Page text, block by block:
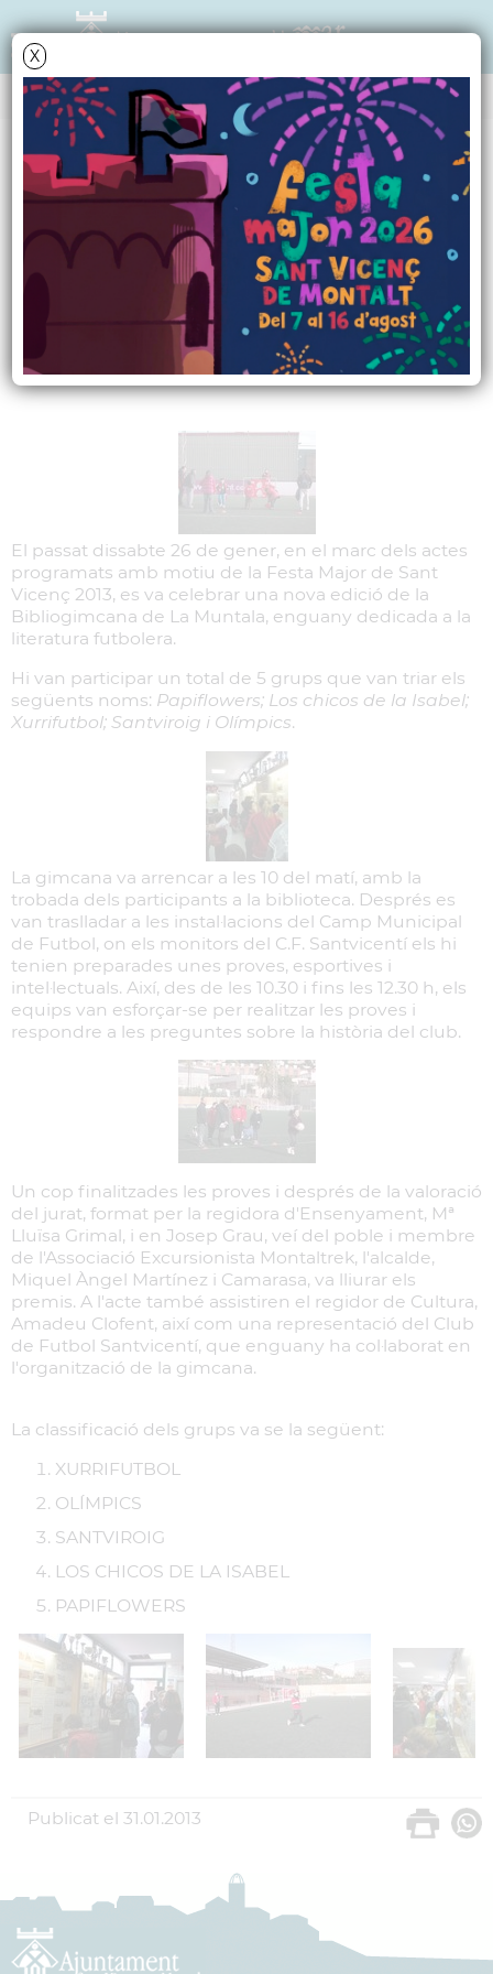
X
NOTÍCIES - ACTUALITAT
El grup"Xurrifutbol"
guanya la
Bibliogimcana
Futbolera
El passat dissabte 26 de gener, en el marc dels actes
programats amb motiu de la Festa Major de Sant
Vicenç 2013, es va celebrar una nova edició de la
Bibliogimcana de La Muntala, enguany dedicada a la
literatura futbolera.
Hi van participar un total de 5 grups que van triar els
següents noms: Papiflowers; Los chicos de la Isabel;
Xurrifutbol; Santviroig i Olímpics.
La gimcana va arrencar a les 10 del matí, amb la
trobada dels participants a la biblioteca. Després es
van traslladar a les instal·lacions del Camp Municipal
de Futbol, on els monitors del C.F. Santvicentí els hi
tenien preparades unes proves, esportives i
intel·lectuals. Així, des de les 10.30 i fins les 12.30 h, els
equips van esforçar-se per realitzar les proves i
respondre a les preguntes sobre la història del club.
Un cop finalitzades les proves i després de la valoració
del jurat, format per la regidora d'Ensenyament, Mª
Lluïsa Grimal, i en Josep Grau, veí del poble i membre
de l'Associació Excursionista Montaltrek, l'alcalde,
Miquel Àngel Martínez i Camarasa, va lliurar els
premis. A l'acte també assistiren el regidor de Cultura,
Amadeu Clofent, així com una representació del Club
de Futbol Santvicentí, que enguany ha col·laborat en
l'organització de la gimcana.
La classificació dels grups va se la següent:
XURRIFUTBOL
OLÍMPICS
SANTVIROIG
LOS CHICOS DE LA ISABEL
PAPIFLOWERS
Publicat el 31.01.2013